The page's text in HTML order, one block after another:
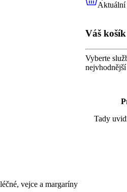
vejce a margaríny
0,00
Aktuální
Váš košík
Vyberte
nejvhodnější
Tady